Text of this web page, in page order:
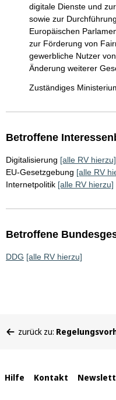
digitale Dienste und
sowie zur
Europäischen
zur Förderung von
gewerbliche Nutzer
Änderung weiterer
Zuständiges
Betroffene
Digitalisierung [alle RV hierzu]
EU-Gesetzgebung [alle RV
Internetpolitik [alle RV hierzu]
Betroffene
DDG [alle RV hierzu]
befinden
zurück zu:
Interne
Hilfe Kontakt